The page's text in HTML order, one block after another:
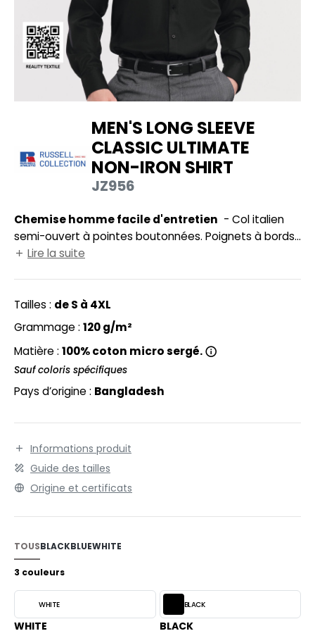
VISIBILITE
MODULABLES
LABEL / TEAR AWAY
SHOPPING
VETEMENTS
YOUR BRAND
BY PROMODORO
ROW
OF THE LOOM
OF THE LOOM VINTAGE
- BLANKS
MEN'S LONG SLEEVE
CLASSIC ULTIMATE
NON-IRON SHIRT
JZ956
Chemise homme facile d'entretien
semi-ouvert à pointes boutonnées. Poignets à bords
biseautés, possibilité de mettre des boutons de
Lire la suite
Tailles : de S à 4XL
Grammage : 120 g/m²
Matière : 100% coton micro sergé.
Sauf coloris spécifiques
Pays d’origine : Bangladesh
Informations produit
Guide des tailles
Origine et certificats
TOUSBLACKBLUEWHITE
3 couleurs
WHITE
WHITE
BLACK
BLACK